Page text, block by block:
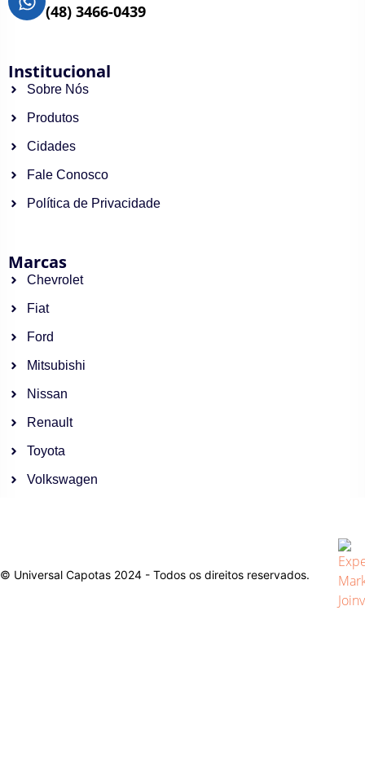
(48) 3466-0439
Institucional
Sobre Nós
Produtos
Cidades
Fale Conosco
Política de Privacidade
Marcas
Chevrolet
Fiat
Ford
Mitsubishi
Nissan
Renault
Toyota
Volkswagen
© Universal Capotas 2024 - Todos os direitos reservados.